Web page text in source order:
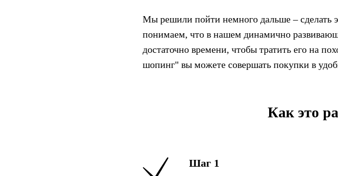
Мы решили пойти немного дальше – сделать
понимаем, что в нашем динамично
достаточно времени, чтобы тратить его на
шопинг" вы можете совершать покупки в
Как это
Шаг 1